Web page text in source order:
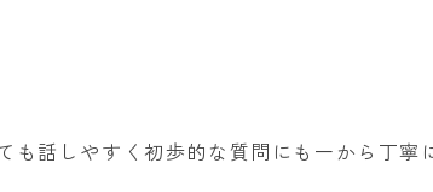
話しやすく初歩的な質問にも一から丁寧